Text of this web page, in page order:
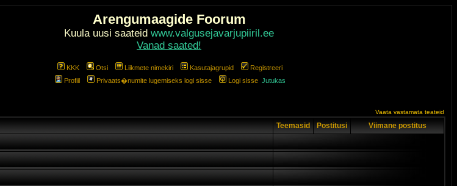
Arengumaagide Foorum
Kuula uusi saateid www.valgusejavarjupiiril.ee
Vanad saated!
KKK Otsi Liikmete nimekiri Kasutajagrupid
Registreeri
Profiil
Privaats�numite lugemiseks logi sisse Logi sisse Jutukas
Vaata vastamata teateid
Teemasid Postitusi
Viimane postitus